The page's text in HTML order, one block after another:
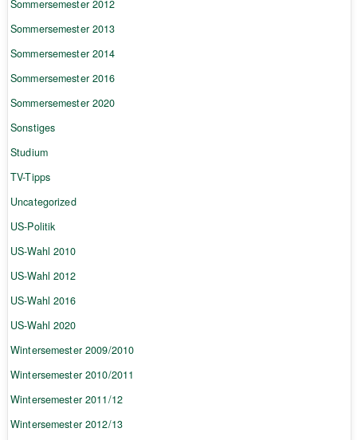
Sommersemester 2012
Sommersemester 2013
Sommersemester 2014
Sommersemester 2016
Sommersemester 2020
Sonstiges
Studium
TV-Tipps
Uncategorized
US-Politik
US-Wahl 2010
US-Wahl 2012
US-Wahl 2016
US-Wahl 2020
Wintersemester 2009/2010
Wintersemester 2010/2011
Wintersemester 2011/12
Wintersemester 2012/13